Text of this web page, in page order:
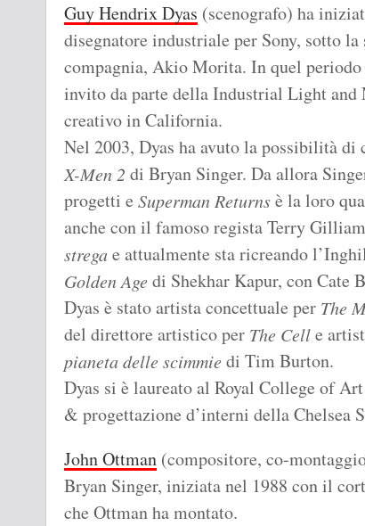
Guy Hendrix Dyas (scenografo) ha
disegnatore industriale per Sony, sotto
compagnia, Akio Morita. In quel
invito da parte della Industrial Light
creativo in California.
Nel 2003, Dyas ha avuto la possibilità
X-Men 2 di Bryan Singer. Da allora
progetti e Superman Returnsè la loro
anche con il famoso regista Terry
stregae attualmente sta ricreando
Golden Age di Shekhar Kapur, con Cate
Dyas è stato artista concettuale per The
del direttore artistico per The Celle
pianeta delle scimmie di Tim Burton.
Dyas si è laureato al Royal College of
& progettazione d’interni della Chelsea
John Ottman (compositore, co-
Bryan Singer, iniziata nel 1988 con il
che Ottman ha montato.